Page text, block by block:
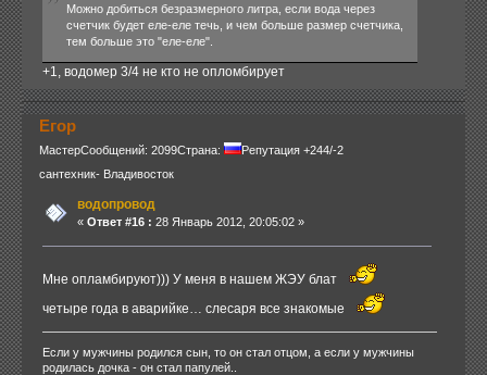
Можно добиться безразмерного литра, если вода через
счетчик будет еле-еле течь, и чем больше размер счетчика,
тем больше это "еле-еле".
+1, водомер 3/4 не кто не опломбирует
Егор
МастерСообщений: 2099Страна:
Репутация +244/-2
сантехник- Владивосток
водопровод
« Ответ #16 : 28 Январь 2012, 20:05:02 »
Мне опламбируют))) У меня в нашем ЖЭУ блат
четыре года в аварийке… слесаря все знакомые
Если у мужчины родился сын, то он стал отцом, а если у мужчины
родилась дочка - он стал папулей..